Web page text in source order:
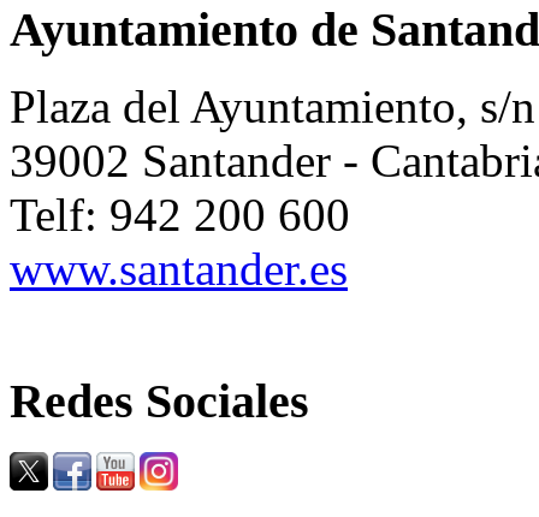
Ayuntamiento de
Plaza del Ayuntamiento, s/n
39002 Santander -
Telf: 942 200 600
www.santander.es
Redes Sociales